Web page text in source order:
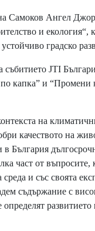
Самоков Ангел
и екология“,
градско
събитието JTI
капка” и “Промени
на
качеството на
България
част от въпросите,
и със своята
съдържание с
развитието